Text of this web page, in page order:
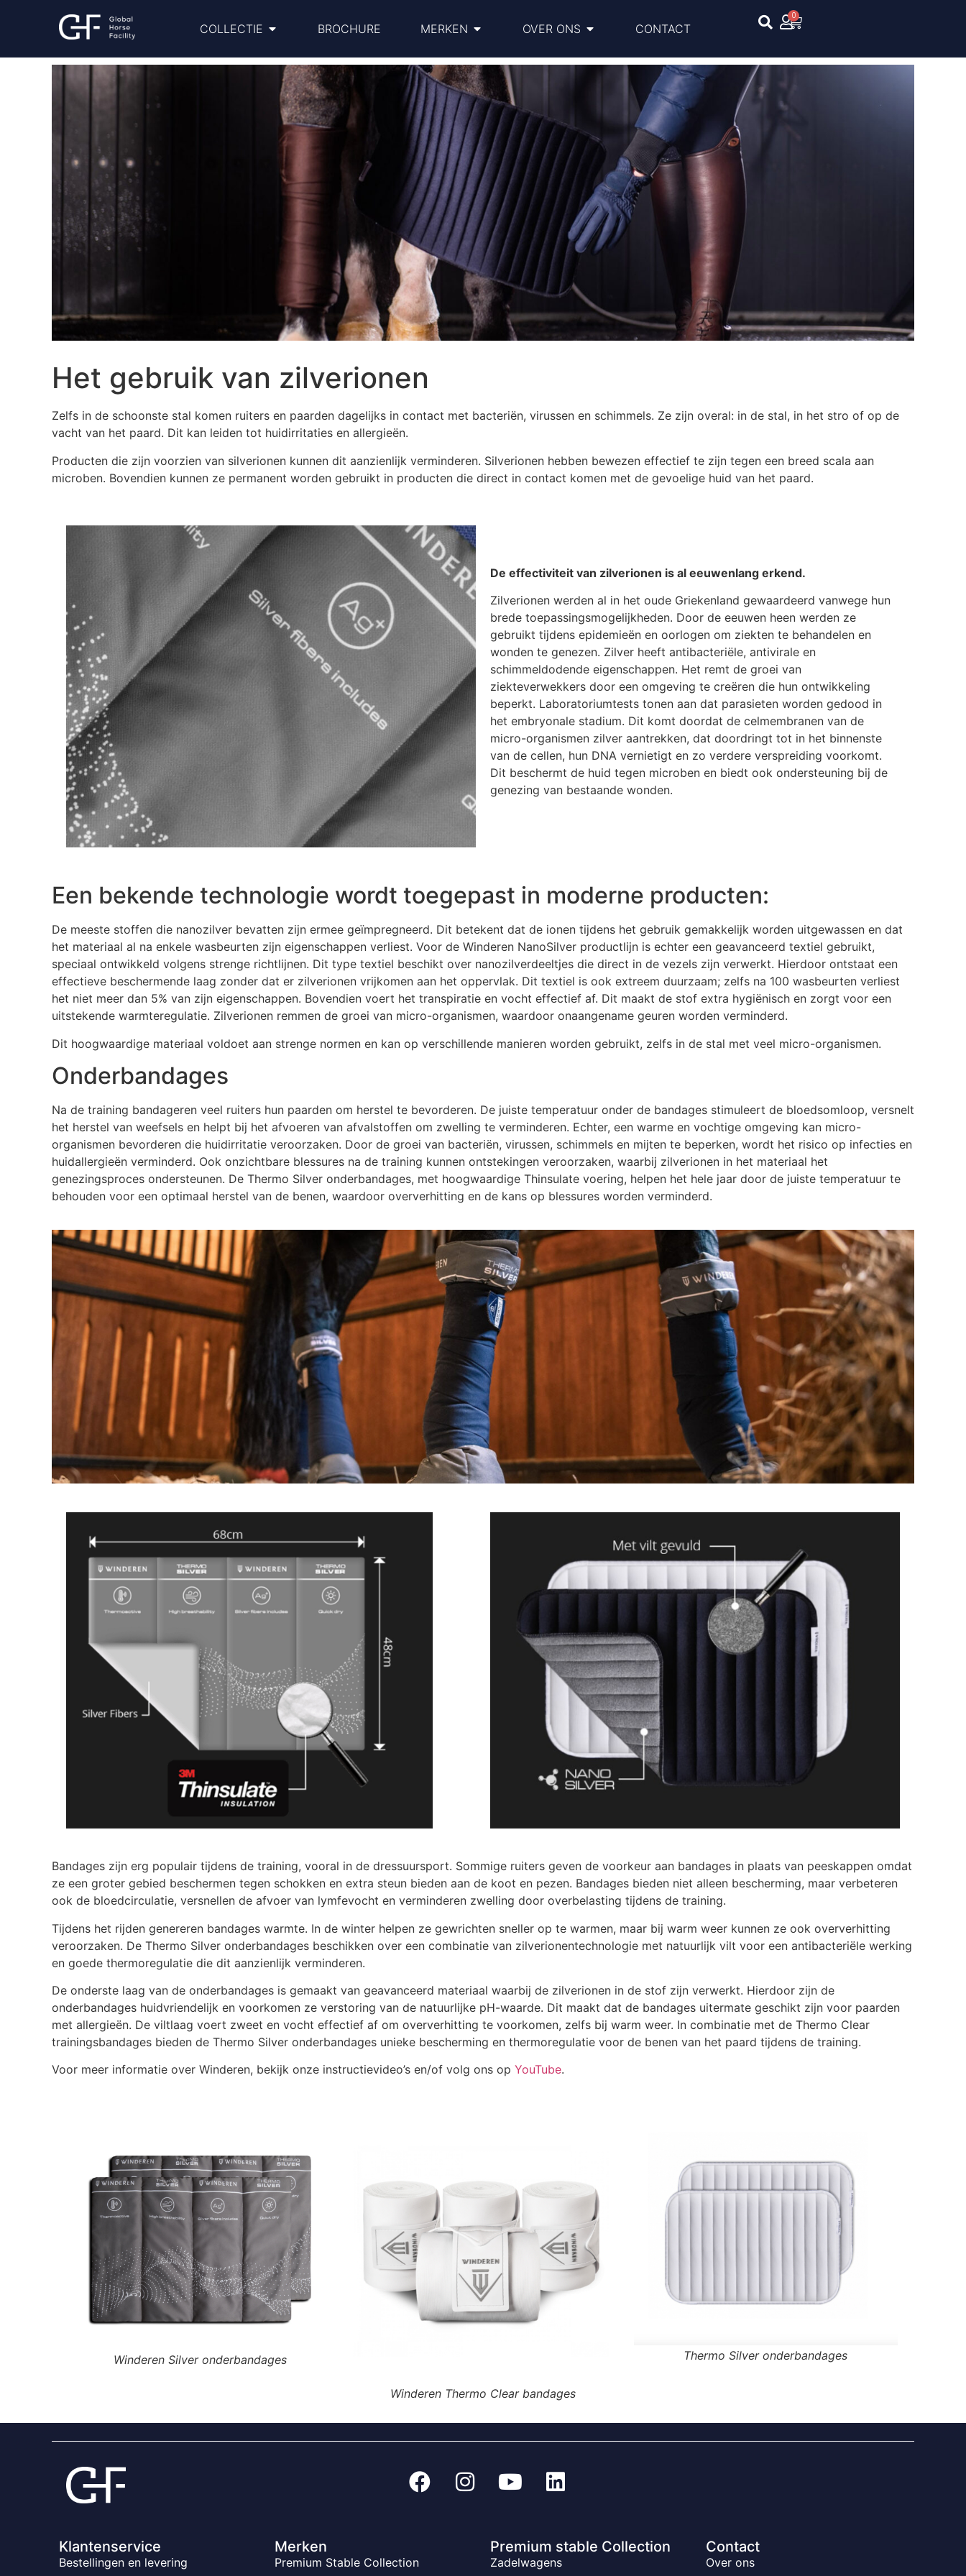
COLLECTIE BROCHURE MERKEN OVER ONS CONTACT
0
Het gebruik van zilverionen
Zelfs in de schoonste stal komen ruiters en paarden dagelijks in contact met bacteriën, virussen en schimmels. Ze zijn overal: in de stal, in het stro of op de
vacht van het paard. Dit kan leiden tot huidirritaties en allergieën.
Producten die zijn voorzien van silverionen kunnen dit aanzienlijk verminderen. Silverionen hebben bewezen effectief te zijn tegen een breed scala aan
microben. Bovendien kunnen ze permanent worden gebruikt in producten die direct in contact komen met de gevoelige huid van het paard.
De effectiviteit van zilverionen is al eeuwenlang erkend.
Zilverionen werden al in het oude Griekenland gewaardeerd vanwege hun
brede toepassingsmogelijkheden. Door de eeuwen heen werden ze
gebruikt tijdens epidemieën en oorlogen om ziekten te behandelen en
wonden te genezen. Zilver heeft antibacteriële, antivirale en
schimmeldodende eigenschappen. Het remt de groei van
ziekteverwekkers door een omgeving te creëren die hun ontwikkeling
beperkt. Laboratoriumtests tonen aan dat parasieten worden gedood in
het embryonale stadium. Dit komt doordat de celmembranen van de
micro-organismen zilver aantrekken, dat doordringt tot in het binnenste
van de cellen, hun DNA vernietigt en zo verdere verspreiding voorkomt.
Dit beschermt de huid tegen microben en biedt ook ondersteuning bij de
genezing van bestaande wonden.
Een bekende technologie wordt toegepast in moderne producten:
De meeste stoffen die nanozilver bevatten zijn ermee geïmpregneerd. Dit betekent dat de ionen tijdens het gebruik gemakkelijk worden uitgewassen en dat
het materiaal al na enkele wasbeurten zijn eigenschappen verliest. Voor de Winderen NanoSilver productlijn is echter een geavanceerd textiel gebruikt,
speciaal ontwikkeld volgens strenge richtlijnen. Dit type textiel beschikt over nanozilverdeeltjes die direct in de vezels zijn verwerkt. Hierdoor ontstaat een
effectieve beschermende laag zonder dat er zilverionen vrijkomen aan het oppervlak. Dit textiel is ook extreem duurzaam; zelfs na 100 wasbeurten verliest
het niet meer dan 5% van zijn eigenschappen. Bovendien voert het transpiratie en vocht effectief af. Dit maakt de stof extra hygiënisch en zorgt voor een
uitstekende warmteregulatie. Zilverionen remmen de groei van micro-organismen, waardoor onaangename geuren worden verminderd.
Dit hoogwaardige materiaal voldoet aan strenge normen en kan op verschillende manieren worden gebruikt, zelfs in de stal met veel micro-organismen.
Onderbandages
Na de training bandageren veel ruiters hun paarden om herstel te bevorderen. De juiste temperatuur onder de bandages stimuleert de bloedsomloop, versnelt
het herstel van weefsels en helpt bij het afvoeren van afvalstoffen om zwelling te verminderen. Echter, een warme en vochtige omgeving kan micro-
organismen bevorderen die huidirritatie veroorzaken. Door de groei van bacteriën, virussen, schimmels en mijten te beperken, wordt het risico op infecties en
huidallergieën verminderd. Ook onzichtbare blessures na de training kunnen ontstekingen veroorzaken, waarbij zilverionen in het materiaal het
genezingsproces ondersteunen. De Thermo Silver onderbandages, met hoogwaardige Thinsulate voering, helpen het hele jaar door de juiste temperatuur te
behouden voor een optimaal herstel van de benen, waardoor oververhitting en de kans op blessures worden verminderd.
Bandages zijn erg populair tijdens de training, vooral in de dressuursport. Sommige ruiters geven de voorkeur aan bandages in plaats van peeskappen omdat
ze een groter gebied beschermen tegen schokken en extra steun bieden aan de koot en pezen. Bandages bieden niet alleen bescherming, maar verbeteren
ook de bloedcirculatie, versnellen de afvoer van lymfevocht en verminderen zwelling door overbelasting tijdens de training.
Tijdens het rijden genereren bandages warmte. In de winter helpen ze gewrichten sneller op te warmen, maar bij warm weer kunnen ze ook oververhitting
veroorzaken. De Thermo Silver onderbandages beschikken over een combinatie van zilverionentechnologie met natuurlijk vilt voor een antibacteriële werking
en goede thermoregulatie die dit aanzienlijk verminderen.
De onderste laag van de onderbandages is gemaakt van geavanceerd materiaal waarbij de zilverionen in de stof zijn verwerkt. Hierdoor zijn de
onderbandages huidvriendelijk en voorkomen ze verstoring van de natuurlijke pH-waarde. Dit maakt dat de bandages uitermate geschikt zijn voor paarden
met allergieën. De viltlaag voert zweet en vocht effectief af om oververhitting te voorkomen, zelfs bij warm weer. In combinatie met de Thermo Clear
trainingsbandages bieden de Thermo Silver onderbandages unieke bescherming en thermoregulatie voor de benen van het paard tijdens de training.
Voor meer informatie over Winderen, bekijk onze instructievideo’s en/of volg ons op YouTube.
Winderen Silver onderbandages
Winderen Thermo Clear bandages
Thermo Silver onderbandages
Klantenservice
Bestellingen en levering
Merken
Premium Stable Collection
Premium stable Collection
Zadelwagens
Contact
Over ons